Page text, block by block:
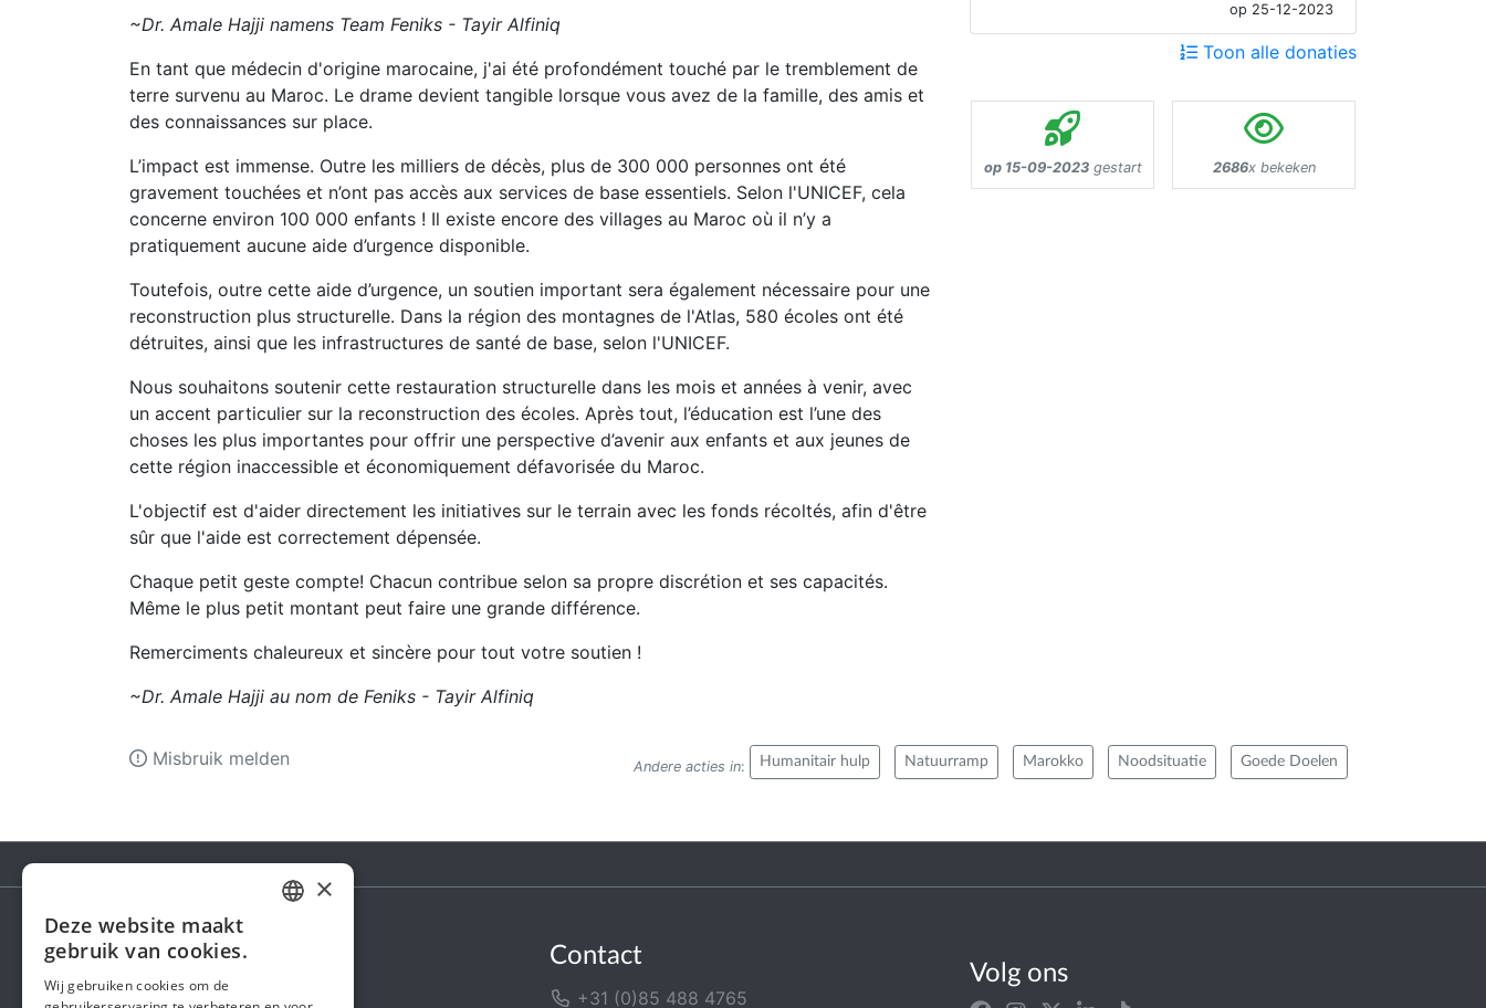
~Dr. Amale Hajji namens Team Feniks - Tayir Alfiniq
En tant que médecin d'origine marocaine, j'ai été profondément touché par le tremblement de
terre survenu au Maroc. Le drame devient tangible lorsque vous avez de la famille, des amis et
des connaissances sur place.
L’impact est immense. Outre les milliers de décès, plus de 300 000 personnes ont été
gravement touchées et n’ont pas accès aux services de base essentiels. Selon l'UNICEF, cela
concerne environ 100 000 enfants ! Il existe encore des villages au Maroc où il n’y a
pratiquement aucune aide d’urgence disponible.
Toutefois, outre cette aide d’urgence, un soutien important sera également nécessaire pour une
reconstruction plus structurelle. Dans la région des montagnes de l'Atlas, 580 écoles ont été
détruites, ainsi que les infrastructures de santé de base, selon l'UNICEF.
Nous souhaitons soutenir cette restauration structurelle dans les mois et années à venir, avec
un accent particulier sur la reconstruction des écoles. Après tout, l’éducation est l’une des
choses les plus importantes pour offrir une perspective d’avenir aux enfants et aux jeunes de
cette région inaccessible et économiquement défavorisée du Maroc.
L'objectif est d'aider directement les initiatives sur le terrain avec les fonds récoltés, afin d'être
sûr que l'aide est correctement dépensée.
Chaque petit geste compte! Chacun contribue selon sa propre discrétion et ses capacités.
Même le plus petit montant peut faire une grande différence.
Remerciments chaleureux et sincère pour tout votre soutien !
~Dr. Amale Hajji au nom de Feniks - Tayir Alfiniq
op 25-12-2023
Toon alle donaties
op 15-09-2023gestart 2686x bekeken
Andere acties in: Humanitair hulp Natuurramp Marokko Noodsituatie Goede Doelen
Misbruik melden
Steunactie
Over ons
Contact
+31 (0)85 488 4765
Volg ons
×
Deze website maakt
gebruik van cookies.
Wij gebruiken cookies om de